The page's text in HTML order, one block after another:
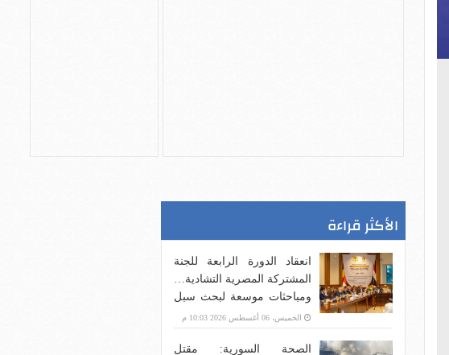
الأكثر قراءة
انعقاد الدورة الرابعة للجنة
المشتركة المصرية التشادية…
ومباحثات موسعة لبحث سبل
تعزيز العلاقات الثنائية في
شتى المجالات
الخميس، 06 أغسطس 2026 10:03 م
الصحة السورية: مقتل